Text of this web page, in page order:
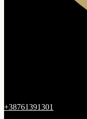
+38761391301